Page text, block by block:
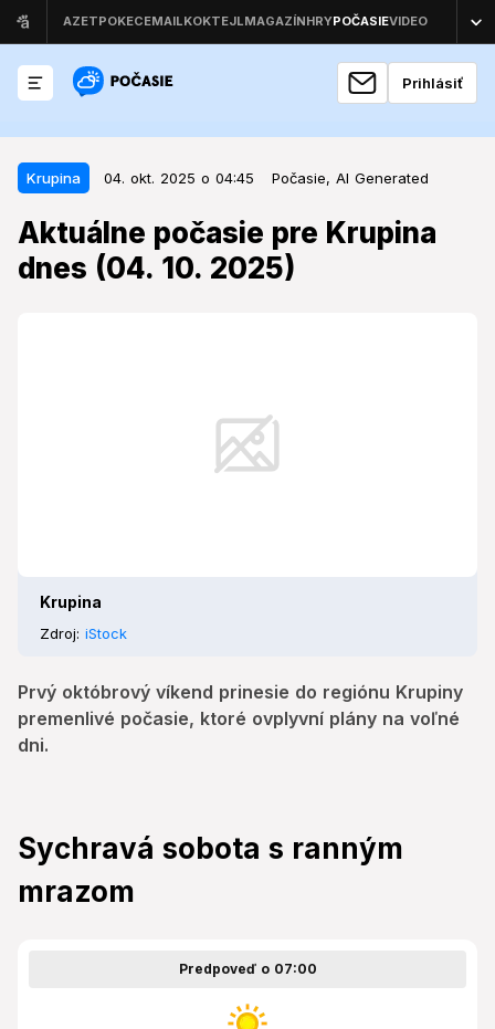
Prihlásiť
Krupina 04. okt. 2025 o 04:45 Počasie, AI Generated
Aktuálne počasie pre Krupina
dnes (04. 10. 2025)
Krupina
Zdroj: iStock
Prvý októbrový víkend prinesie do regiónu Krupiny
premenlivé počasie, ktoré ovplyvní plány na voľné
dni.
Krupina 04. okt. 2025 o 04:45
Aktuálne počasie pre Krupina
dnes (04. 10. 2025)
Sychravá sobota s ranným
mrazom
Predpoveď o 07:00